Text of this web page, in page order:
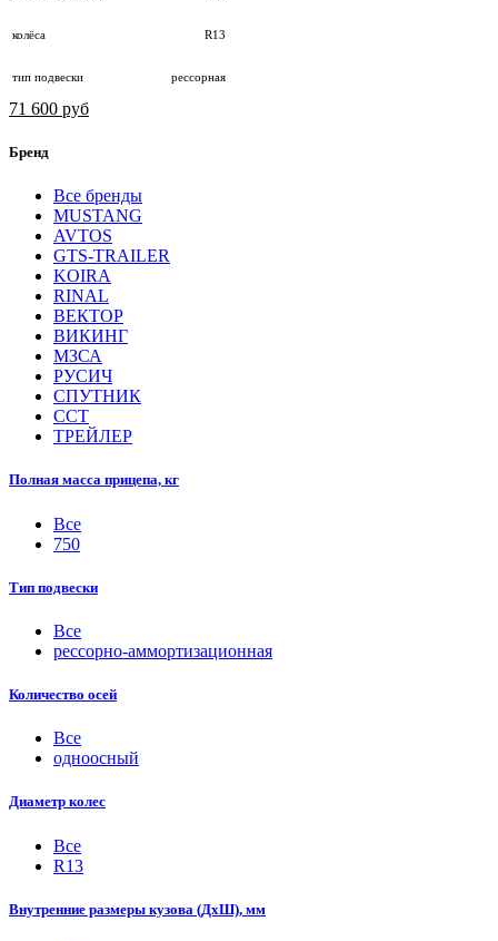
колёса R13
тип подвески рессорная
71 600 руб
Бренд
Все бренды
MUSTANG
AVTOS
GTS-TRAILER
KOIRA
RINAL
ВЕКТОР
ВИКИНГ
МЗСА
РУСИЧ
СПУТНИК
ССТ
ТРЕЙЛЕР
Полная масса прицепа, кг
Все
750
Тип подвески
Все
рессорно-аммортизационная
Количество осей
Все
одноосный
Диаметр колес
Все
R13
Внутренние размеры кузова (ДхШ), мм